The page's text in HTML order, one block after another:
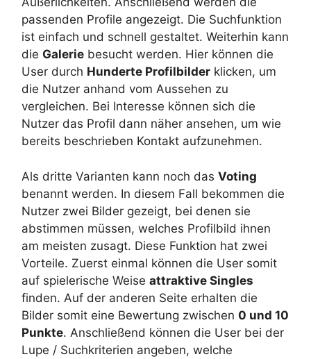
passenden Profile angezeigt. Die Suchfunktion
ist einfach und schnell gestaltet. Weiterhin kann
die Galerie besucht werden. Hier können die
User durch Hunderte Profilbilder klicken, um
die Nutzer anhand vom Aussehen zu
vergleichen. Bei Interesse können sich die
Nutzer das Profil dann näher ansehen, um wie
bereits beschrieben Kontakt aufzunehmen.
Als dritte Varianten kann noch das Voting
benannt werden. In diesem Fall bekommen die
Nutzer zwei Bilder gezeigt, bei denen sie
abstimmen müssen, welches Profilbild ihnen
am meisten zusagt. Diese Funktion hat zwei
Vorteile. Zuerst einmal können die User somit
auf spielerische Weise attraktive Singles
finden. Auf der anderen Seite erhalten die
Bilder somit eine Bewertung zwischen 0 und 10
Punkte. Anschließend können die User bei der
Lupe / Suchkriterien angeben, welche